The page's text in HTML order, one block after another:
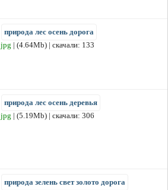
природа лес осень дорога
jpg | (4.64Mb) | скачали: 133
природа лес осень деревья
jpg | (5.19Mb) | скачали: 306
природа зелень свет золото дорога